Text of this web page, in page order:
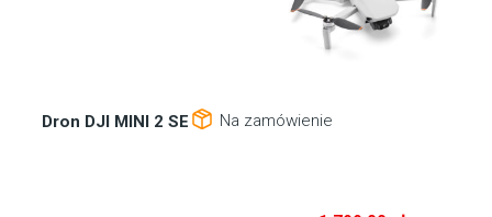
Dron DJI MINI 2 SE Na zamówienie